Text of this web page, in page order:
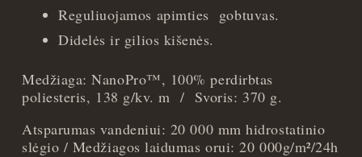
Reguliuojamos apimties gobtuvas.
Didelės ir gilios kišenės.
Medžiaga: NanoPro™, 100% perdirbtas
poliesteris, 138 g/kv. m / Svoris: 370 g.
Atsparumas vandeniui: 20 000 mm hidrostatinio
slėgio / Medžiagos laidumas orui: 20 000g/m²/24h